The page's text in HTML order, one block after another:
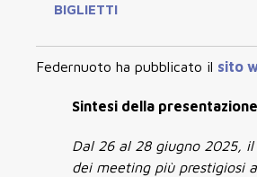
BIGLIETTI
Federnuoto ha pubblicato il sito
Sintesi della
Dal 26 al 28 giugno 2025,
dei meeting più prestigiosi